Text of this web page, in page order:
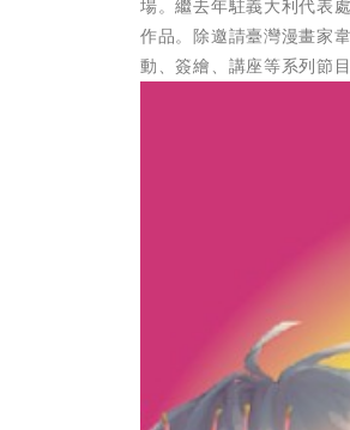
場。繼去年駐義大利代表
作品。除邀請臺灣漫畫家
動、簽繪、講座等系列節